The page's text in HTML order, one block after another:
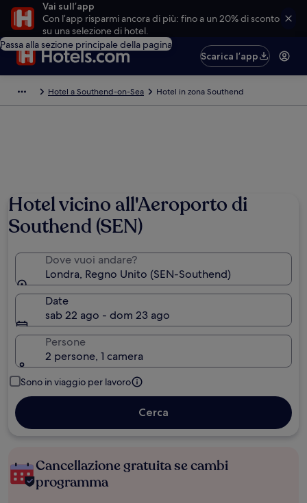
Vai sull’app
Con l’app risparmi ancora di più: fino a un 20% di sconto
su una selezione di hotel.
Passa alla sezione principale della pagina
Scarica l’app
Hotel a Southend-on-Sea Hotel in zona Southend
Hotel vicino all'Aeroporto di
Southend (SEN)
Dove vuoi andare?
Londra, Regno Unito (SEN-Southend)
Date
sab 22 ago - dom 23 ago
Persone
2 persone, 1 camera
Sono in viaggio per lavoro
Cerca
Cancellazione gratuita se cambi
programma